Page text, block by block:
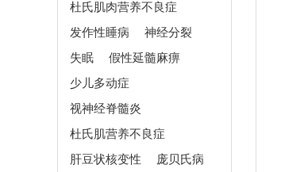
杜氏肌肉营养不良症
发作性睡病
神经分裂
失眠
假性延髓麻痹
少儿多动症
视神经脊髓炎
杜氏肌营养不良症
肝豆状核变性
庞贝氏病